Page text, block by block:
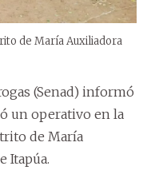
de María Auxiliadora
(Senad) informó
un operativo en la
de María
Itapúa.